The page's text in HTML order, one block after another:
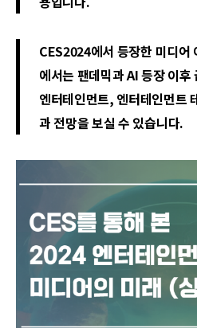
CES2024에서 등장한 미디어
에서는 팬데믹과 AI 등장 이
엔터테인먼트, 엔터테인먼트
과 전망을 보실 수 있습니다.